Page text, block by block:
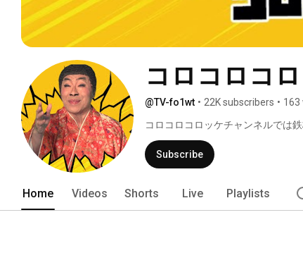
コロコロコ
@TV-fo1wt • 22K subscribers • 163
コロコロコロッケチャンネルでは
ねルームツアー、ものまねモーニ
Subscribe
Home Videos Shorts Live Playlists